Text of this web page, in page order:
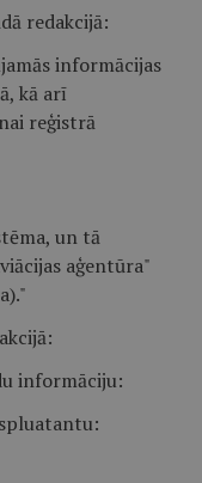
redakcijā:
informācijas
kā arī
reģistrā
un tā
aģentūra"
informāciju: